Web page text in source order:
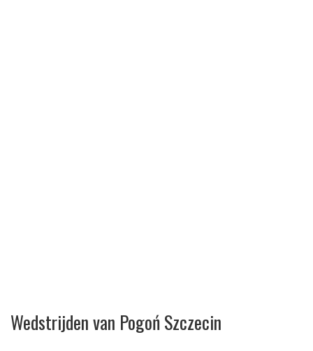
Wedstrijden van Pogoń Szczecin